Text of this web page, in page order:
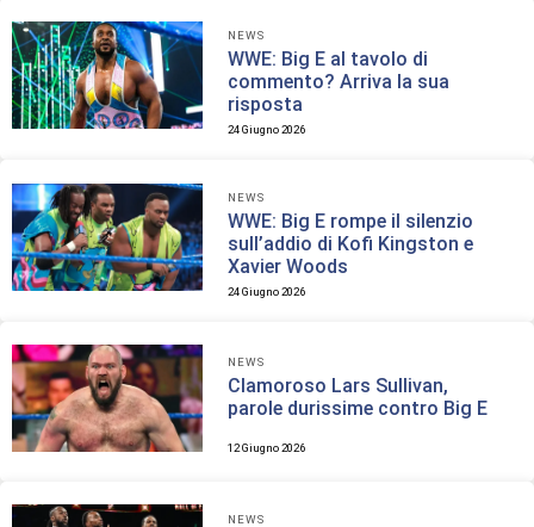
NEWS
WWE: Big E al tavolo di
commento? Arriva la sua
risposta
24 Giugno 2026
NEWS
WWE: Big E rompe il silenzio
sull’addio di Kofi Kingston e
Xavier Woods
24 Giugno 2026
NEWS
Clamoroso Lars Sullivan,
parole durissime contro Big E
12 Giugno 2026
NEWS